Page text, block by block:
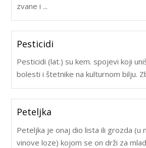
zvane i ...
Pesticidi
Pesticidi (lat.) su kem. spojevi koji
bolesti i štetnike na kulturnom bilju.
Peteljka
Peteljka je onaj dio lista ili grozda (u
vinove loze) kojom se on drži za